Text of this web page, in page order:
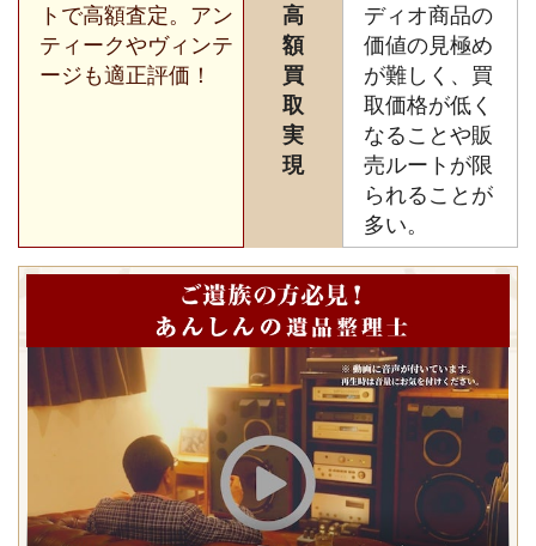
トで高額査定。アン
ティークやヴィンテ
ージも適正評価！
高
額
買
取
実
現
ディオ商品の
価値の見極め
が難しく、買
取価格が低く
なることや販
売ルートが限
られることが
多い。